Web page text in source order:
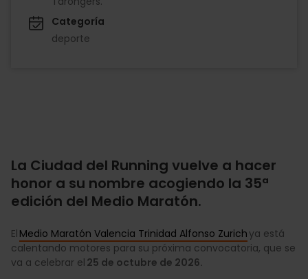
Categoría
deporte
La Ciudad del Running vuelve a hacer
honor a su nombre acogiendo la 35ª
edición del Medio Maratón.
El Medio Maratón Valencia Trinidad Alfonso Zurich ya está
calentando motores para su próxima convocatoria, que se
va a celebrar el 25 de octubre de 2026.